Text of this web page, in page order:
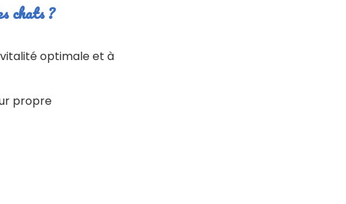
chats ?
optimale et à
propre